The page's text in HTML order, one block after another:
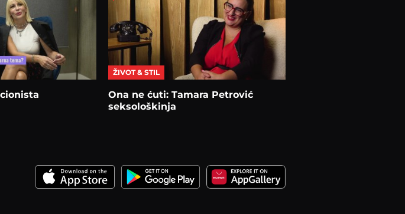
ŽIVOT & STIL
Ona ne ćuti: Tamara Petrović
seksološkinja